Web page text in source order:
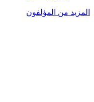
المزيد من المؤلفون